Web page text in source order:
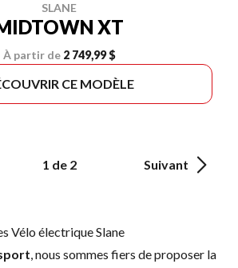
SLANE
XT
À partir de 2 749,99 $
CE MODÈLE
1 de 2 Suivant
Vélo électrique Slane
, nous sommes fiers de proposer la